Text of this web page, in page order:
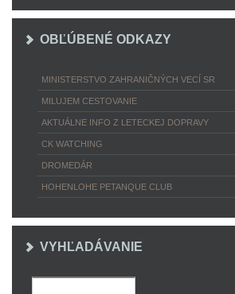
OBĽÚBENÉ ODKAZY
MINISTERSTVO ZAHRANIČNÝCH VECÍ SR
MILUJEM CESTOVANIE
AKTUÁLNE INFO Z LETECKEJ DOPRAVY
CK WATCHING
DROMEDÁR
HOHENLOHE PETANQUE CLUB
VYHĽADÁVANIE